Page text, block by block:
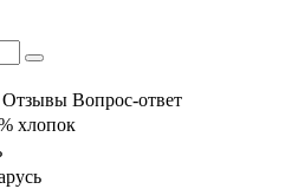
Отзывы Вопрос-ответ
хлопок